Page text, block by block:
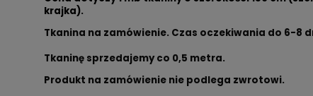
krajka).
Tkanina na zamówienie. Czas oczekiwania do 6-8
Tkaninę sprzedajemy co 0,5 metra.
Produkt na zamówienie nie podlega zwrotowi.